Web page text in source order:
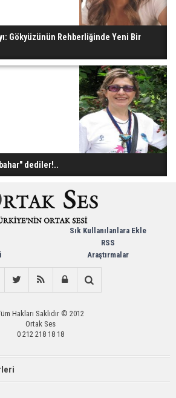
Gökyüzünün Rehberliğinde Yeni Bir
dediler!..
Sık Kullanılanlara Ekle
RSS
Araştırmalar
Hakları Saklıdır © 2012
Ortak Ses
0 212 218 18 18